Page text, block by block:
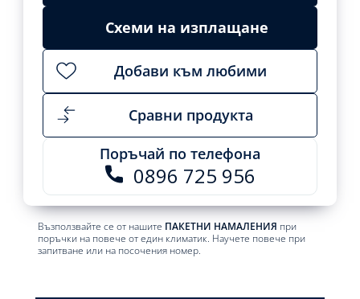
Схеми на изплащане
Добави към любими
Сравни продукта
Поръчай по телефона
0896 725 956
Възползвайте се от нашите ПАКЕТНИ НАМАЛЕНИЯ при
поръчки на повече от един климатик. Научете повече при
запитване или на посочения номер.